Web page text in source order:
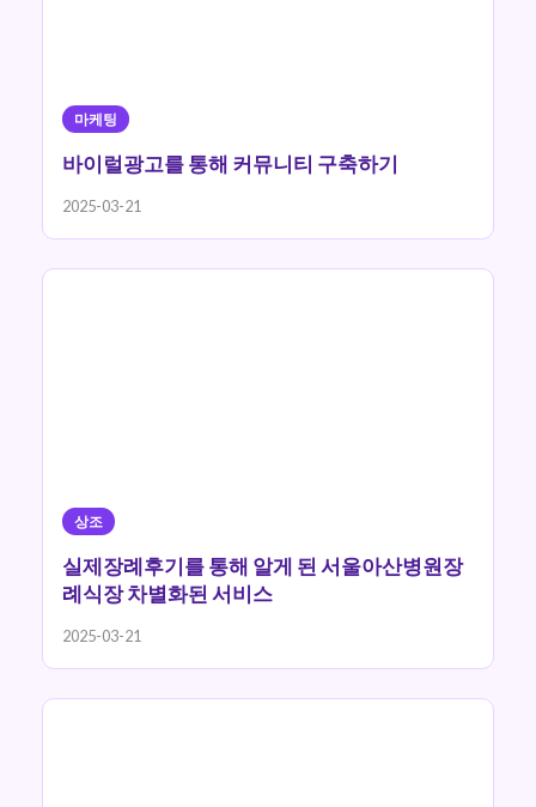
마케팅
바이럴광고를 통해 커뮤니티 구축하기
2025-03-21
상조
실제장례후기를 통해 알게 된 서울아산병원장
례식장 차별화된 서비스
2025-03-21